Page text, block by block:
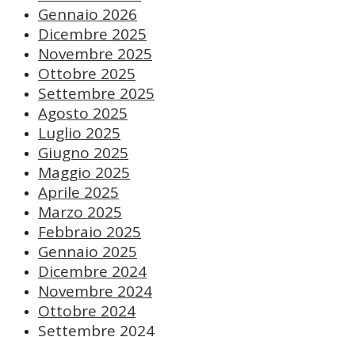
Gennaio 2026
Dicembre 2025
Novembre 2025
Ottobre 2025
Settembre 2025
Agosto 2025
Luglio 2025
Giugno 2025
Maggio 2025
Aprile 2025
Marzo 2025
Febbraio 2025
Gennaio 2025
Dicembre 2024
Novembre 2024
Ottobre 2024
Settembre 2024